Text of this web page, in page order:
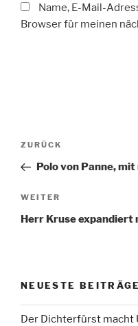
Name, E-Mail-
Browser für meinen
Beitragsnavigation
Vorheriger
Beitrag
ZURÜCK
Polo von Panne,
Nächster
Beitrag
WEITER
Herr Kruse expandiert
NEUESTE BEITRÄGE
Der Dichterfürst macht